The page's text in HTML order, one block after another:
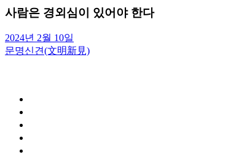
사람은 경외심이 있어야 한다
2024년 2월 10일
문명신견(文明新見)